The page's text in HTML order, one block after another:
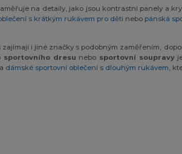
(2)
by Uneek (7)
(1)
na detaily, jako jsou kontrastní panely a
s krátkým rukávem pro děti nebo pánská
zajímají i jiné značky s podobným zaměřením,
sportovního dresu nebo sportovní soupravy
dámské sportovní oblečení s dlouhým rukávem,